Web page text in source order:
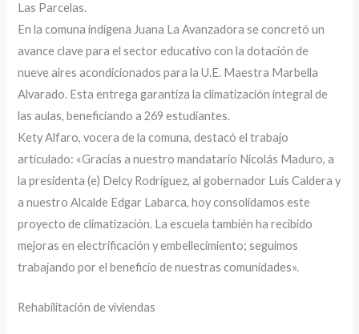
Las Parcelas.
En la comuna indígena Juana La Avanzadora se concretó un
avance clave para el sector educativo con la dotación de
nueve aires acondicionados para la U.E. Maestra Marbella
Alvarado. Esta entrega garantiza la climatización integral de
las aulas, beneficiando a 269 estudiantes.
Kety Alfaro, vocera de la comuna, destacó el trabajo
articulado: «Gracias a nuestro mandatario Nicolás Maduro, a
la presidenta (e) Delcy Rodríguez, al gobernador Luis Caldera y
a nuestro Alcalde Edgar Labarca, hoy consolidamos este
proyecto de climatización. La escuela también ha recibido
mejoras en electrificación y embellecimiento; seguimos
trabajando por el beneficio de nuestras comunidades».
Rehabilitación de viviendas